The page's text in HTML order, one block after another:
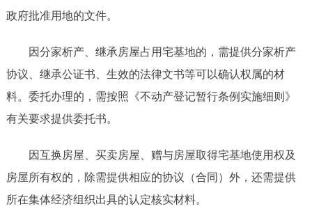
政府批准用地的文件。
因分家析产、继承房屋占用宅基地的，需提供分家析产
协议、继承公证书、生效的法律文书等可以确认权属的材
料。委托办理的，需按照《不动产登记暂行条例实施细则》
有关要求提供委托书。
因互换房屋、买卖房屋、赠与房屋取得宅基地使用权及
房屋所有权的，除需提供相应的协议（合同）外，还需提供
所在集体经济组织出具的认定核实材料。